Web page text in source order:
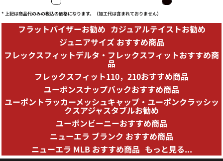
* 上記は商品代のみの税込の価格になります。（加工代は含まれておりません）
フラットバイザーお勧め カジュアルテイストお勧め
ジュニアサイズ おすすめ商品
フレックスフィットデルタ・フレックスフィットおすすめ商
品
フレックスフィット110，210おすすめ商品
ユーポンスナップバックおすすめ商品
ユーポントラッカーメッシュキャップ・ユーポンクラッシッ
クスアジャスタブルお勧め
ユーポンビーニーおすすめ商品
ニューエラ ブランク おすすめ商品
ニューエラ MLB おすすめ商品 もっと見る...